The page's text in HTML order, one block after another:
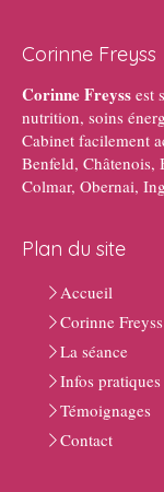
Corinne Freyss
Corinne Freyss est
nutrition, soins
Cabinet facilement
Benfeld, Châtenois,
Colmar, Obernai,
Plan du site
Accueil
Corinne Freyss
La séance
Infos pratiques
Témoignages
Contact